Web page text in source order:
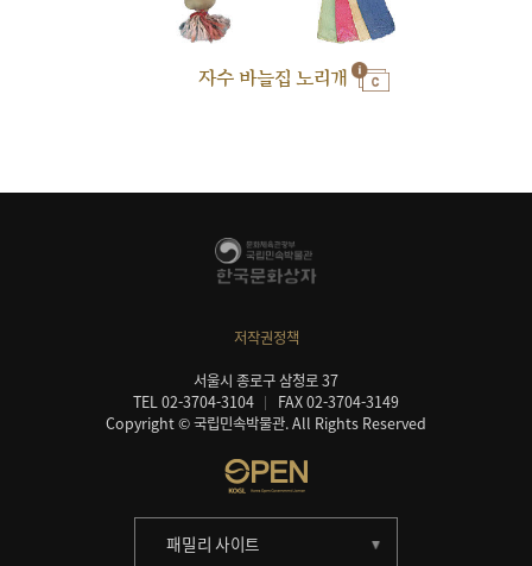
자수 바늘집 노리개
저작권정책
서울시 종로구 삼청로 37
TEL 02-3704-3104
FAX 02-3704-3149
Copyright © 국립민속박물관. All Rights Reserved
패밀리 사이트